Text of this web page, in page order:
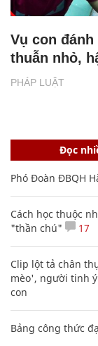
PHÁP LUẬT
Vụ con
thuẫn nhỏ,
Đọc
Phó Đoàn ĐBQH
Cách học thuộc
"thần chú"
17
Clip lột tả chân
mèo', người tinh
con
Bảng công thức